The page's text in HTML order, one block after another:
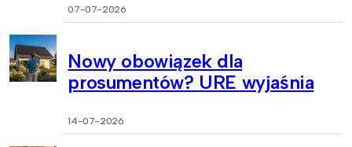
07-07-2026
Nowy obowiązek dla
prosumentów? URE wyjaśnia
14-07-2026